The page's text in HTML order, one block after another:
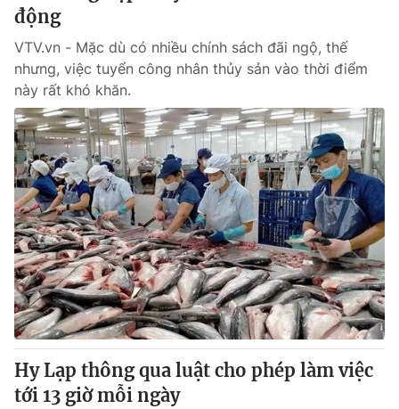
động
VTV.vn - Mặc dù có nhiều chính sách đãi ngộ, thế
nhưng, việc tuyển công nhân thủy sản vào thời điểm
này rất khó khăn.
Hy Lạp thông qua luật cho phép làm việc
tới 13 giờ mỗi ngày